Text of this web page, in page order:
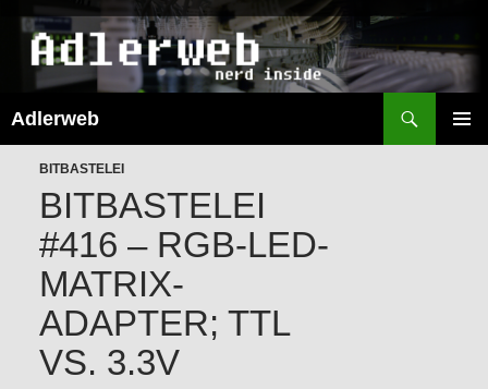
Adlerweb
SPRINGEN
BITBASTELEI
BITBASTELEI
#416 – RGB-LED-
MATRIX-
ADAPTER; TTL
VS. 3.3V